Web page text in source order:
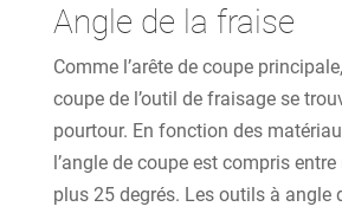
Angle de la fraise
Comme l’arête de coupe
coupe de l’outil de fraisage se
pourtour. En fonction des
l’angle de coupe est compris
plus 25 degrés. Les outils à angle